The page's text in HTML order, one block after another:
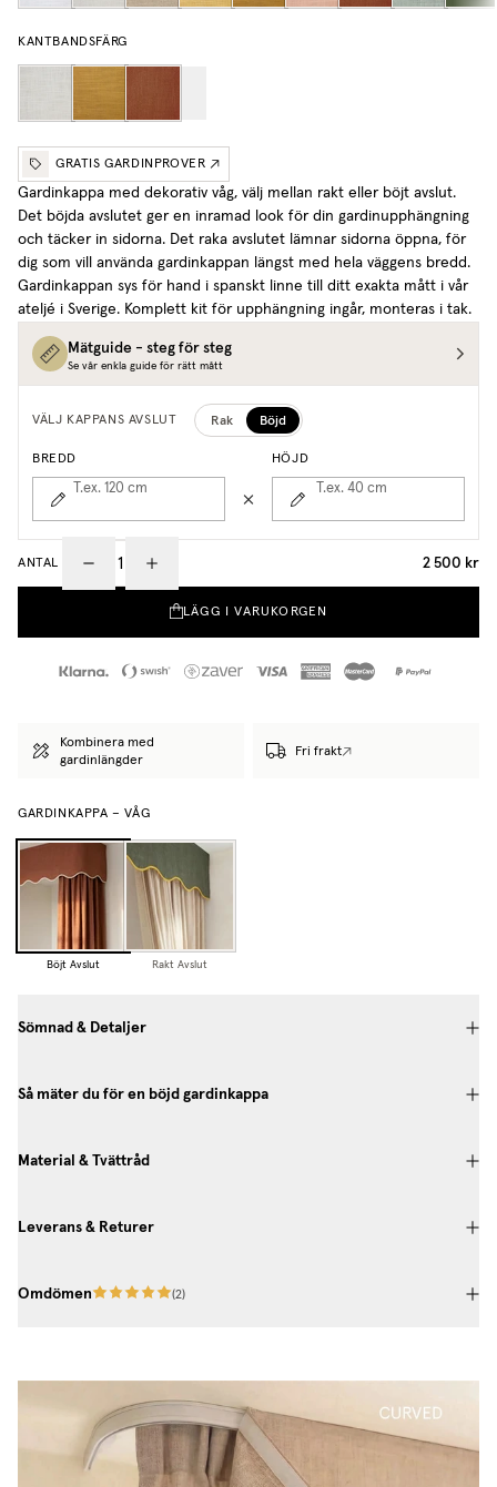
KANTBANDSFÄRG
GRATIS GARDINPROVER
Gardinkappa med dekorativ våg, välj mellan rakt eller böjt avslut.
Det böjda avslutet ger en inramad look för din gardinupphängning
och täcker in sidorna. Det raka avslutet lämnar sidorna öppna, för
dig som vill använda gardinkappan längst med hela väggens bredd.
Gardinkappan sys för hand i spanskt linne till ditt exakta mått i vår
ateljé i Sverige. Komplett kit för upphängning ingår, monteras i tak.
Mätguide - steg för steg
Se vår enkla guide för rätt mått
VÄLJ KAPPANS AVSLUT Rak Böjd
BREDD
T.ex. 120 cm
HÖJD
T.ex. 40 cm
ANTAL 2 500 kr
LÄGG I VARUKORGEN
Kombinera med
gardinlängder
Fri frakt
GARDINKAPPA – VÅG
Böjt Avslut Rakt Avslut
Sömnad & Detaljer
Så mäter du för en böjd gardinkappa
Material & Tvättråd
Leverans & Returer
Omdömen (2)